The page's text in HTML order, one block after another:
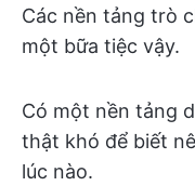
Các nền tảng trò
một bữa tiệc vậy.
Có một nền tảng
thật khó để biết
lúc nào.